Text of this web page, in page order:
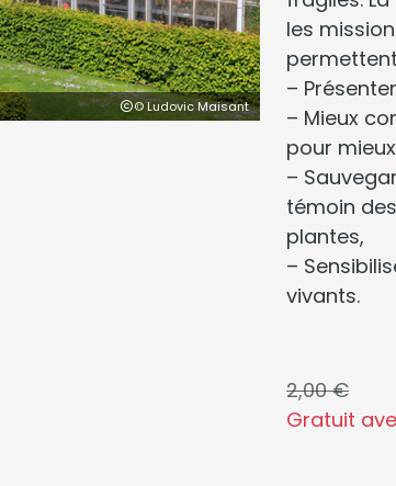
© Ludovic Maisant
les
–
– Mieux
pour
–
témoin
plantes,
–
vivants.
2,00 €
Gratuit